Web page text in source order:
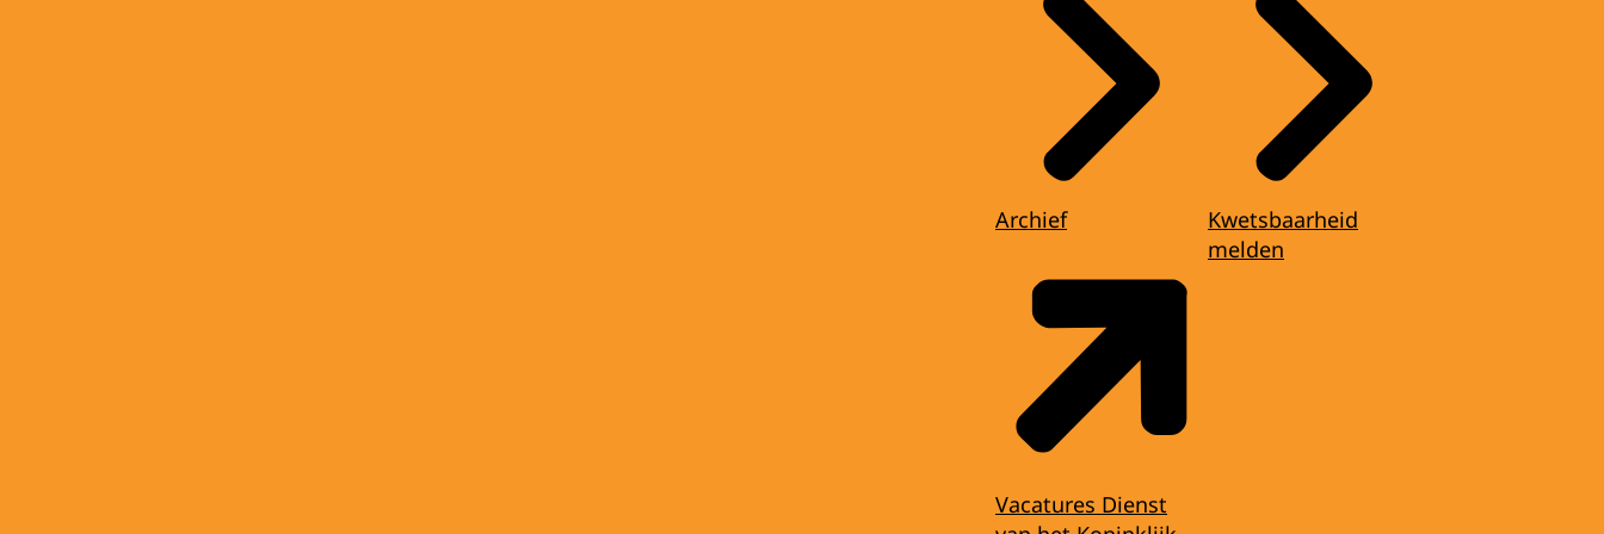
Archief
Vacatures Dienst
Kwetsbaarheid
melden